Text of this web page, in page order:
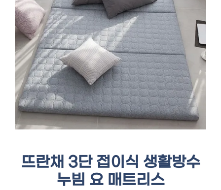
뜨란채 3단 접이식 생활방수
누빔 요 매트리스